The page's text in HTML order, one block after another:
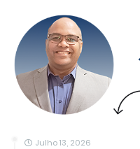
Julho 13, 2026